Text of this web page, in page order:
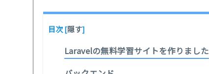
目次[隠す]
Laravelの無料学習サイトを作りました